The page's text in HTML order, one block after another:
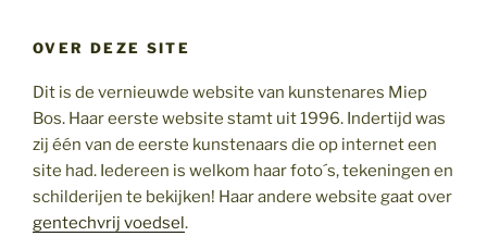
OVER DEZE SITE
Dit is de vernieuwde website van kunstenares Miep
Bos. Haar eerste website stamt uit 1996. Indertijd was
zij één van de eerste kunstenaars die op internet een
site had. Iedereen is welkom haar foto´s, tekeningen en
schilderijen te bekijken! Haar andere website gaat over
gentechvrij voedsel.